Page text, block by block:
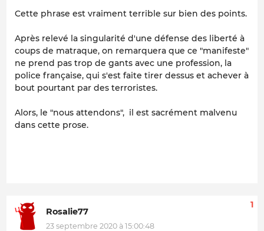
Cette phrase est vraiment terrible sur bien des points.
Après relevé la singularité d'une défense des liberté à
coups de matraque, on remarquera que ce "manifeste"
ne prend pas trop de gants avec une profession, la
police française, qui s'est faite tirer dessus et achever à
bout pourtant par des terroristes.
Alors, le "nous attendons", il est sacrément malvenu
dans cette prose.
Rosalie77
23 septembre 2020 à 15:00:48
1